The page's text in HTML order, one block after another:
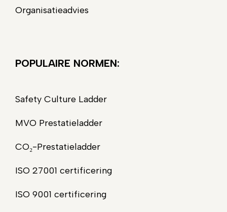
Organisatieadvies
POPULAIRE NORMEN:
Safety Culture Ladder
MVO Prestatieladder
CO₂-Prestatieladder
ISO 27001 certificering
ISO 9001 certificering